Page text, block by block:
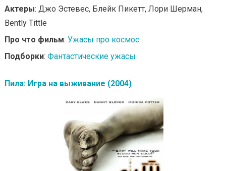
Актеры: Джо Эстевес, Блейк Пикетт, Лори Шерман,
Bently Tittle
Про что фильм: Ужасы про космос
Подборки: Фантастические ужасы
Пила: Игра на выживание (2004)